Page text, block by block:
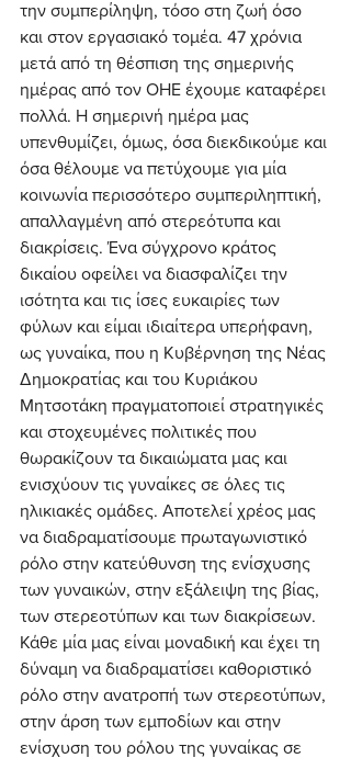
την συμπερίληψη, τόσο στη ζωή όσο
και στον εργασιακό τομέα. 47 χρόνια
μετά από τη θέσπιση της σημερινής
ημέρας από τον ΟΗΕ έχουμε καταφέρει
πολλά. Η σημερινή ημέρα μας
υπενθυμίζει, όμως, όσα διεκδικούμε και
όσα θέλουμε να πετύχουμε για μία
κοινωνία περισσότερο συμπεριληπτική,
απαλλαγμένη από στερεότυπα και
διακρίσεις. Ένα σύγχρονο κράτος
δικαίου οφείλει να διασφαλίζει την
ισότητα και τις ίσες ευκαιρίες των
φύλων και είμαι ιδιαίτερα υπερήφανη,
ως γυναίκα, που η Κυβέρνηση της Νέας
Δημοκρατίας και του Κυριάκου
Μητσοτάκη πραγματοποιεί στρατηγικές
και στοχευμένες πολιτικές που
θωρακίζουν τα δικαιώματα μας και
ενισχύουν τις γυναίκες σε όλες τις
ηλικιακές ομάδες. Αποτελεί χρέος μας
να διαδραματίσουμε πρωταγωνιστικό
ρόλο στην κατεύθυνση της ενίσχυσης
των γυναικών, στην εξάλειψη της βίας,
των στερεοτύπων και των διακρίσεων.
Κάθε μία μας είναι μοναδική και έχει τη
δύναμη να διαδραματίσει καθοριστικό
ρόλο στην ανατροπή των στερεοτύπων,
στην άρση των εμποδίων και στην
ενίσχυση του ρόλου της γυναίκας σε